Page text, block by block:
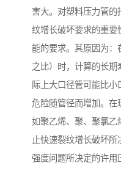
害大。对塑料压力管
纹增长破坏要求的重要
能的要求。其原因为：
之比）时，计算的长
际上大口径管可能比
危险随管径而增加。在
如聚乙烯、聚、聚氯乙
止快速裂纹增长破坏
强度问题所决定的许用